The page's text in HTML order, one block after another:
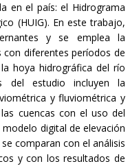
en el país: el Hidrograma
(HUIG). En este trabajo,
y se emplea la
diferentes períodos de
hoya hidrográfica del río
del estudio incluyen la
y fluviométrica y
cuencas con el uso del
digital de elevación
comparan con el análisis
y con los resultados de